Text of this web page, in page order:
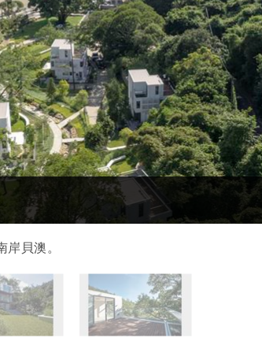
岸貝澳。